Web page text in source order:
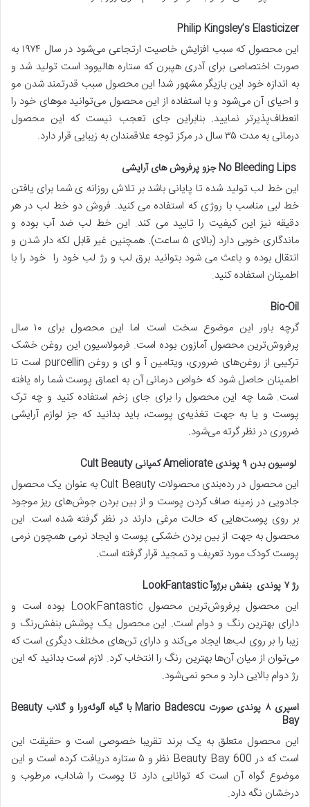
Philip Kingsley’s Elasticizer
این محصول که سبب افزایش خاصیت ارتجاعی می‌شود در سال ۱۹۷۴ به
صورت اختصاصی برای آدری هپبرن که ستاره هالیوود است تولید شد و
به اندازه خود این بازیگر مشهور شد! این محصول سبب قدرتمند شدن مو
و احیای آن می‌شود و با استفاده از این محصول می‌توانید مو‌های خود را
انعطاف‌پذیرتر نمایید. بنابراین جای تعجب نیست که این محصول
درمانی به مدت ۳۵ سال در مرکز توجه علاقمندان به زیبایی قرار دارد.
این خط لب تولید شده تا پایانی باشد بر تلاش روزانه ی شما برای یافتن
خط لبی مناسب با روژی که استفاده می کنید. فروش دو خط لب در هر
دقیقه نیز این کیفیت را تایید می کند. این خط لب ضد آب بوده و
ماندگاری خوبی دارد (بالای ۵ ساعت). همچنین غیر قابل لکه دار شدن و
انتقال بوده و باعث می شود بتوانید برق لب و رژ لب خود را خود را با
اطمینان استفاده کنید.
Bio-Oil
گرچه باور این موضوع سخت است اما این محصول برای ۱۰ سال
پرفروش‌ترین محصول آمازون بوده است. فرمولاسیون این روغن خشک
ترکیبی از روغن‌های ضروری، ویتامین آ و ای و روغن purcellin است تا
اطمینان حاصل شود که خواص درمانی آن به اعماق پوست شما راه یافته
است. شما چه این محصول را برای جای زخم استفاده کنید و چه ترک‌
پوست و یا به جهت تغذیه‌ی پوست، باید بدانید که جز لوازم آرایشی
ضروری در نظر گرته می‌شود.
لوسیون بدن ۹ پوندی Ameliorate کمپانی Cult Beauty
این محصول در رده‌بندی محصولات Cult Beauty به عنوان یک محصول
جادویی در زمینه صاف‌ کردن پوست و از بین بردن جوش‌های ریز موجود
بر روی پوست‌هایی که حالت مرغی دارند در نظر گرفته شده است. این
محصول به جهت از بین بردن خشکی پوست و ایجاد نرمی همچون نرمی
پوست کودک مورد تعریف و تمجید قرار گرفته است.
رژ ۷ پوندی بنفش برژوآ LookFantastic
این محصول پرفروش‌ترین محصول LookFantastic بوده است و
دارای بهترین رنگ و دوام است. این محصول یک پوشش بنفش‌رنگ و
زیبا را بر روی لب‌ها ایجاد می‌کند و دارای تن‌های مختلف دیگری است که
می‌توان از میان آن‌ها بهترین رنگ را انتخاب کرد. لازم است بدانید که این
رژ دوام بالایی دارد و محو نمی‌شود.
اسپری ۸ پوندی صورت Mario Badescu با گیاه آلوئه‌ورا و گلاب Beauty
Bay
این محصول متعلق به یک برند تقریبا خصوصی است و حقیقت این
است که در Beauty Bay 600 نظر و ۵ ستاره دریافت کرده است و این
موضوع گواه آن است که توانایی دارد تا پوست را شاداب، مرطوب و
درخشان نگه دارد.